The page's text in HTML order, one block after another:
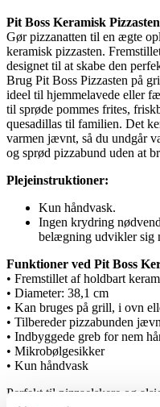
Pit Boss Keramisk Pizzasten
Gør pizzanatten til en ægte
keramisk pizzasten.
designet til at skabe den
Brug Pit Boss Pizzasten på
ideel til hjemmelavede eller
til sprøde pommes frites,
quesadillas til familien. Det
varmen jævnt, så du undgår
og sprød pizzabund uden at
Plejeinstruktioner:
Kun håndvask.
Ingen krydring
belægning udvikler sig
Funktioner ved Pit Boss
• Fremstillet af holdbart
• Diameter: 38,1 cm
• Kan bruges på grill, i ovn
• Tilbereder pizzabunden
• Indbyggede greb for nem
• Mikrobølgesikker
• Kun håndvask
Perfekt til pizzaelskere og